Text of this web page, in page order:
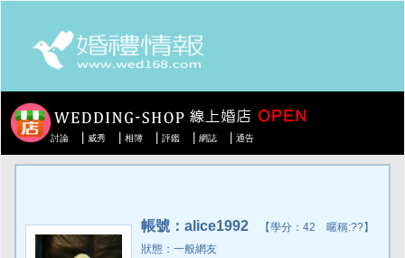
討論 威秀 相簿 評鑑 網誌 通告
帳號：alice1992 【學分：42 暱稱:??】
狀態：一般網友